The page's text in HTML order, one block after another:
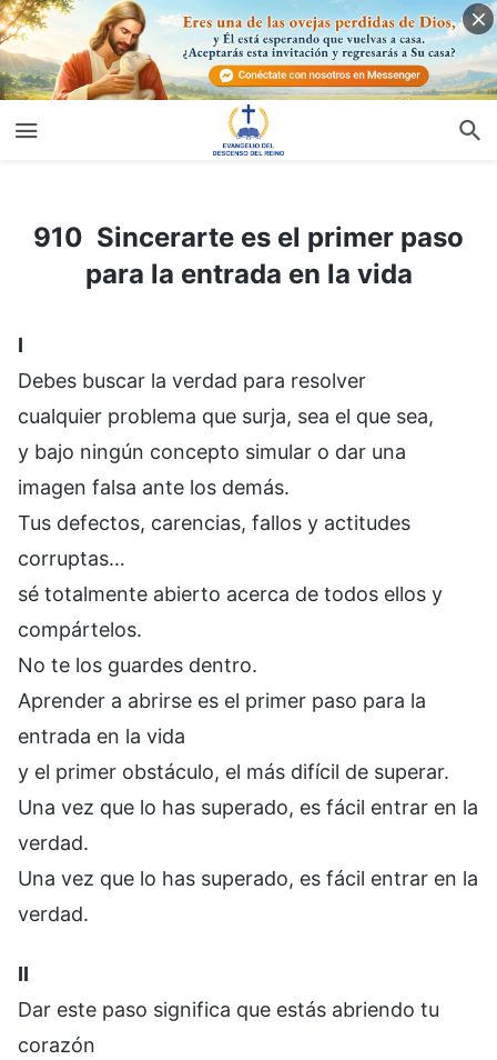
910 Sincerarte es el primer paso
para la entrada en la vida
I
Debes buscar la verdad para resolver
cualquier problema que surja, sea el que sea,
y bajo ningún concepto simular o dar una
imagen falsa ante los demás.
Tus defectos, carencias, fallos y actitudes
corruptas…
sé totalmente abierto acerca de todos ellos y
compártelos.
No te los guardes dentro.
Aprender a abrirse es el primer paso para la
entrada en la vida
y el primer obstáculo, el más difícil de superar.
Una vez que lo has superado, es fácil entrar en la
verdad.
Una vez que lo has superado, es fácil entrar en la
verdad.
II
Dar este paso significa que estás abriendo tu
corazón